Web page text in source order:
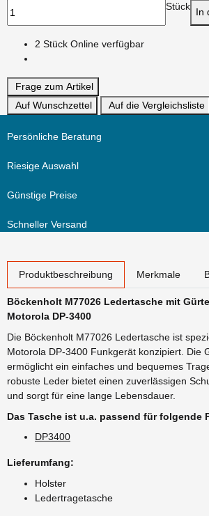
Stück In
2 Stück Online verfügbar
Frage zum Artikel
Auf Wunschzettel
Auf die Vergleichsliste
Persönliche Beratung
Riesige Auswahl
Günstige Preise
Schneller Versand
Produktbeschreibung Merkmale
Böckenholt M77026 Ledertasche mit
Motorola DP-3400
Die Böckenholt M77026 Ledertasche ist
Motorola DP-3400 Funkgerät konzipiert. Die
ermöglicht ein einfaches und bequemes
robuste Leder bietet einen zuverlässigen
und sorgt für eine lange Lebensdauer.
Das Tasche ist u.a. passend für folgende
DP3400
Lieferumfang:
Holster
Ledertragetasche